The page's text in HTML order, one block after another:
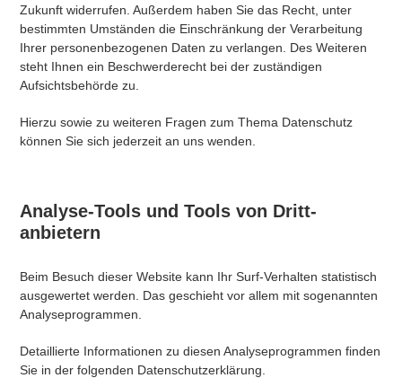
Zukunft widerrufen. Außerdem haben Sie das Recht, unter
bestimmten Umständen die Einschränkung der Verarbeitung
Ihrer personenbezogenen Daten zu verlangen. Des Weiteren
steht Ihnen ein Beschwerderecht bei der zuständigen
Aufsichtsbehörde zu.
Hierzu sowie zu weiteren Fragen zum Thema Datenschutz
können Sie sich jederzeit an uns wenden.
Analyse-Tools und Tools von Dritt­
anbietern
Beim Besuch dieser Website kann Ihr Surf-Verhalten statistisch
ausgewertet werden. Das geschieht vor allem mit sogenannten
Analyseprogrammen.
Detaillierte Informationen zu diesen Analyseprogrammen finden
Sie in der folgenden Datenschutzerklärung.